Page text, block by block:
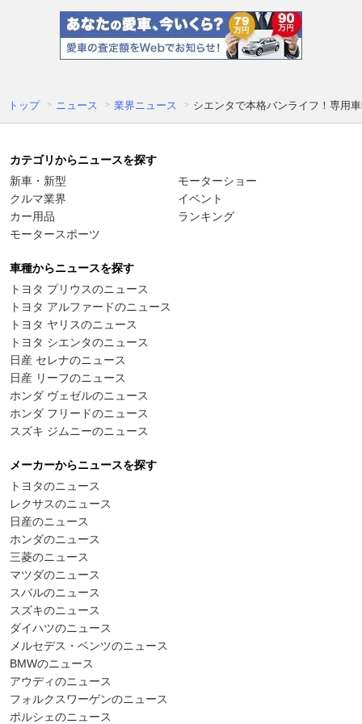
トップ ニュース 業界ニュース シエンタで本格バンライフ！専用
カテゴリからニュースを探す
新車・新型
クルマ業界
カー用品
モータースポーツ
モーターショー
イベント
ランキング
車種からニュースを探す
トヨタ プリウスのニュース
トヨタ アルファードのニュース
トヨタ ヤリスのニュース
トヨタ シエンタのニュース
日産 セレナのニュース
日産 リーフのニュース
ホンダ ヴェゼルのニュース
ホンダ フリードのニュース
スズキ ジムニーのニュース
メーカーからニュースを探す
トヨタのニュース
レクサスのニュース
日産のニュース
ホンダのニュース
三菱のニュース
マツダのニュース
スバルのニュース
スズキのニュース
ダイハツのニュース
メルセデス・ベンツのニュース
BMWのニュース
アウディのニュース
フォルクスワーゲンのニュース
ポルシェのニュース